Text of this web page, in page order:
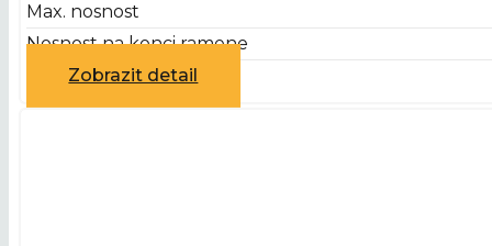
Max. nosnost
Nosnost na konci ramene
Zobrazit detail